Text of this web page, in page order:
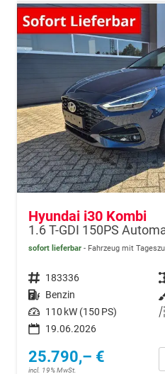
Hyundai i30 Kombi
sofort lieferbar Fahrzeug mit
Fahrzeugnr. 183336
Kraftstoff Benzin
Leistung 110 kW (150 PS)
19.06.2026
25.790,– €
incl. 19% MwSt.